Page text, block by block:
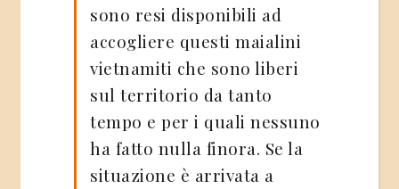
sono resi disponibili ad
accogliere questi maialini
vietnamiti che sono liberi
sul territorio da tanto
tempo e per i quali nessuno
ha fatto nulla finora. Se la
situazione è arrivata a